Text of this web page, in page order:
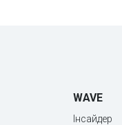
WAVE
Інсайдер